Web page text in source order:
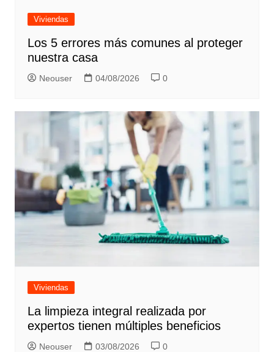
Viviendas
Los 5 errores más comunes al proteger
nuestra casa
Neouser 04/08/2026 0
Viviendas
La limpieza integral realizada por
expertos tienen múltiples beneficios
Neouser 03/08/2026 0